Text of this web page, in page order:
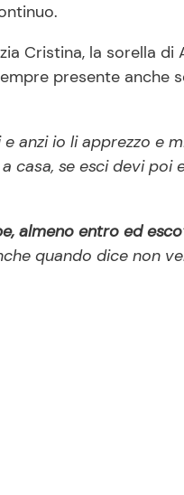
Cristina, la sorella di
presente anche
anzi io li apprezzo e
casa, se esci devi
almeno entro ed
quando dice non